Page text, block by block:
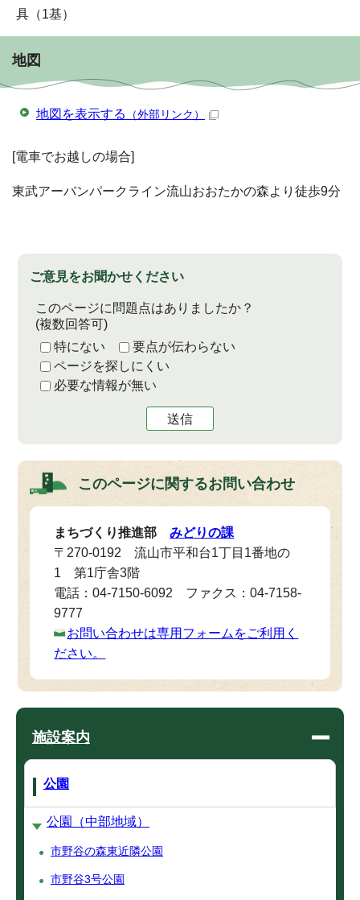
具（1基）
地図
地図を表示する （外部リンク）
[電車でお越しの場合]
東武アーバンパークライン流山おおたかの森より徒歩9分
ご意見をお聞かせください
このページに問題点はありましたか？
(複数回答可)
特にない
要点が伝わらない
ページを探しにくい
必要な情報が無い
送信
このページに関するお問い合わせ
まちづくり推進部みどりの課
〒270-0192 流山市平和台1丁目1番地の
1 第1庁舎3階
電話：04-7150-6092 ファクス：04-7158-
9777
お問い合わせは専用フォームをご利用く
ださい。
施設案内
公園
公園（中部地域）
市野谷の森東近隣公園
市野谷3号公園